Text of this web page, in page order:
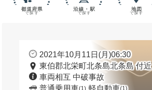
都道府県
で探す
沿線・駅
で探す
地図
で探す
2021年10月11日(月)06:30
東伯郡北栄町北条島北条島 付近
車両相互 中破事故
普通乗用車(1) 軽自動車(1)